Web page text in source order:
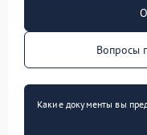
Вопросы
Какие документы вы